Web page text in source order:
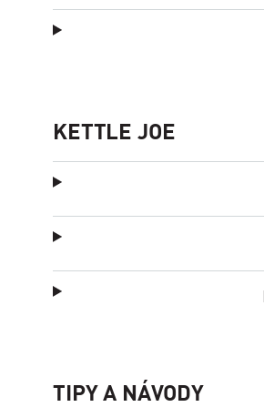
KETTLE JOE
TIPY A NÁVODY